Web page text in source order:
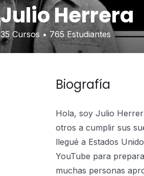
Julio Herrera
35Cursos • 765 Estudiantes
Biografía
Hola, soy Julio
otros a cumplir sus
llegué a Estados
YouTube para
muchas personas